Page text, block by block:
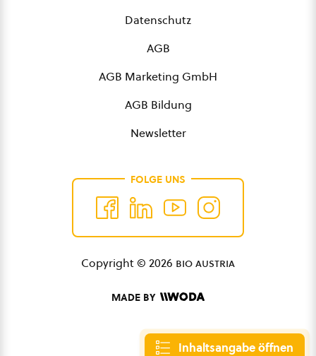
Inhaltsangabe öffnen
Datenschutz
AGB
AGB Marketing GmbH
AGB Bildung
Newsletter
FOLGE UNS
Copyright © 2026 bio austria
MADE BY